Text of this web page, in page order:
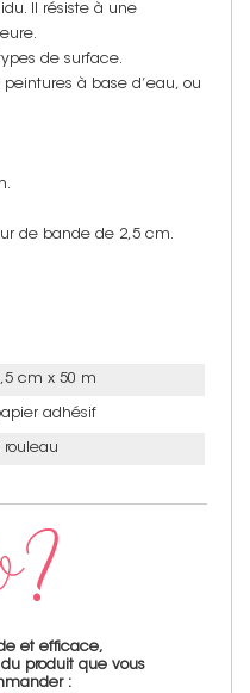
Il résiste à une
de surface.
à base d’eau, ou
de bande de 2,5 cm.
cm x 50 m
adhésif
1 rouleau
et efficace,
produit que vous
: